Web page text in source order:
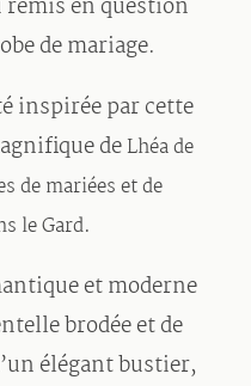
remis en question
de mariage.
inspirée par cette
deLhéa de
de mariées et de
le Gard.
et moderne
brodée et de
élégant bustier,